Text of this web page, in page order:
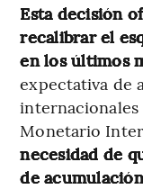
Esta decisión
recalibrar el
en los últimos
expectativa de
Monetario
necesidad de
de